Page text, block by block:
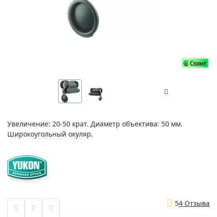
Увеличение: 20-50 крат. Диаметр объектива: 50 мм.
Широкоугольный окуляр.
54 Отзыва